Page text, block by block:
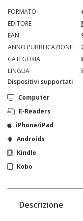
FORMATO
EDITORE
EAN
ANNO PUBBLICAZIONE
CATEGORIA
LINGUA
Dispositivi supportati
Computer
E-Readers
iPhone/iPad
Androids
Kindle
Kobo
Descrizione